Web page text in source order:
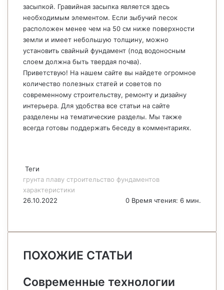
засыпкой. Гравийная засыпка является здесь
необходимым элементом. Если зыбучий песок
расположен менее чем на 50 см ниже поверхности
земли и имеет небольшую толщину, можно
установить свайный фундамент (под водоносным
слоем должна быть твердая почва).
Приветствую! На нашем сайте вы найдете огромное
количество полезных статей и советов по
современному строительству, ремонту и дизайну
интерьера. Для удобства все статьи на сайте
разделены на тематические разделы. Мы также
всегда готовы поддержать беседу в комментариях.
Теги
грунта плаву строительство фундаментов
характеристики
26.10.2022
0 Время чтения: 6 мин.
c
b
k
n
e
s
о
т
т
н
к
с
s
e
e
s
e
e
a
s
p
l
g
m
b
r
ч
т
ь
ПОХОЖИЕ СТАТЬИ
Современные технологии